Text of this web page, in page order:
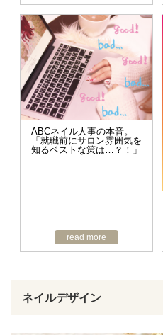
ABCネイル人事の本音。
「就職前にサロン雰囲気を
知るベストな策は…？！」
read more
ネイルデザイン